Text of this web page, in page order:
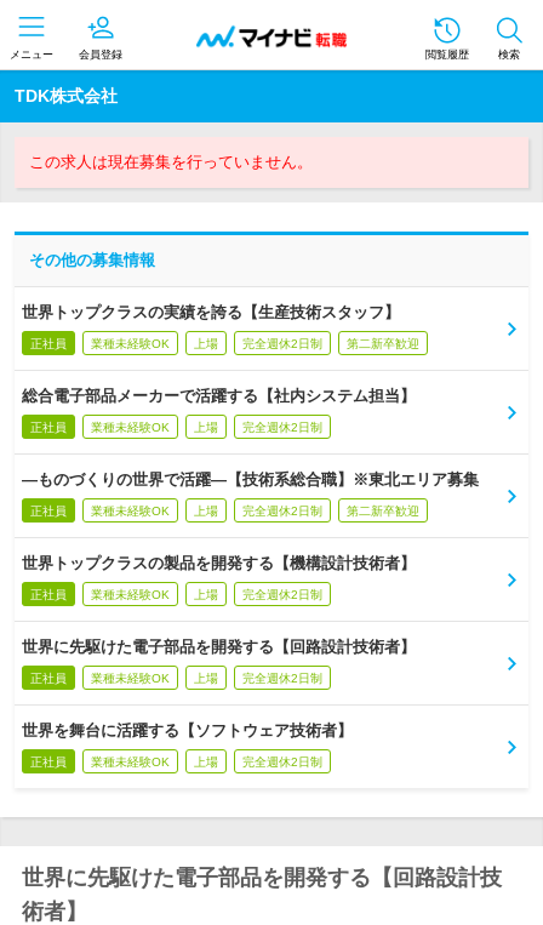
メニュー 会員登録 閲覧履歴 検索
TDK株式会社
この求人は現在募集を行っていません。
その他の募集情報
世界トップクラスの実績を誇る【生産技術スタッフ】
正社員 業種未経験OK 上場 完全週休2日制 第二新卒歓迎
総合電子部品メーカーで活躍する【社内システム担当】
正社員 業種未経験OK 上場 完全週休2日制
―ものづくりの世界で活躍―【技術系総合職】※東北エリア募集
正社員 業種未経験OK 上場 完全週休2日制 第二新卒歓迎
世界トップクラスの製品を開発する【機構設計技術者】
正社員 業種未経験OK 上場 完全週休2日制
世界に先駆けた電子部品を開発する【回路設計技術者】
正社員 業種未経験OK 上場 完全週休2日制
世界を舞台に活躍する【ソフトウェア技術者】
正社員 業種未経験OK 上場 完全週休2日制
世界に先駆けた電子部品を開発する【回路設計技
術者】